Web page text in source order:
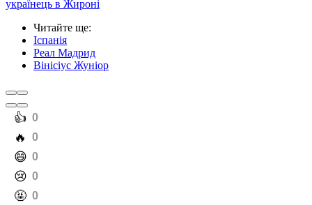
українець в Жироні
Читайте ще:
Іспанія
Реал Мадрид
Вінісіус Жуніор
️👍 0
️🔥 0
️😄 0
️😢 0
️🤬 0